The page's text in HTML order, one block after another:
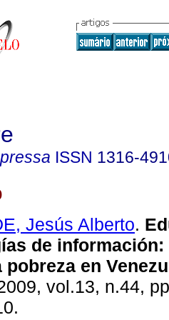
ISSN 1316-
Jesús Alberto.
de información:
pobreza en
vol.13, n.44,